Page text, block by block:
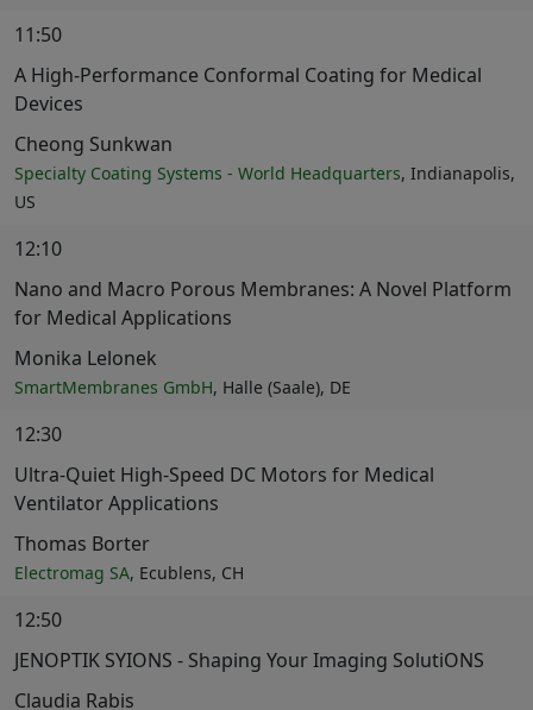
11:50
A High-Performance Conformal Coating for Medical
Devices
Cheong Sunkwan
Specialty Coating Systems - World Headquarters, Indianapolis,
US
12:10
Nano and Macro Porous Membranes: A Novel Platform
for Medical Applications
Monika Lelonek
SmartMembranes GmbH, Halle (Saale), DE
12:30
Ultra-Quiet High-Speed DC Motors for Medical
Ventilator Applications
Thomas Borter
Electromag SA, Ecublens, CH
12:50
JENOPTIK SYIONS - Shaping Your Imaging SolutiONS
Claudia Rabis